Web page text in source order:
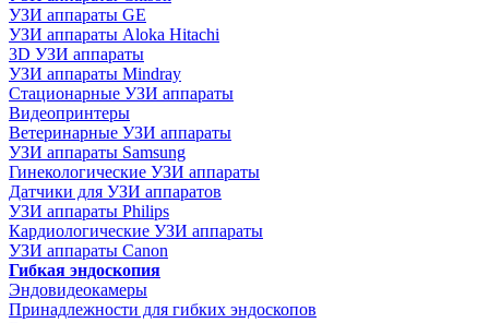
УЗИ аппараты GE
УЗИ аппараты Aloka Hitachi
3D УЗИ аппараты
УЗИ аппараты Mindray
Стационарные УЗИ аппараты
Видеопринтеры
Ветеринарные УЗИ аппараты
УЗИ аппараты Samsung
Гинекологические УЗИ аппараты
Датчики для УЗИ аппаратов
УЗИ аппараты Philips
Кардиологические УЗИ аппараты
УЗИ аппараты Canon
Гибкая эндоскопия
Эндовидеокамеры
Принадлежности для гибких эндоскопов